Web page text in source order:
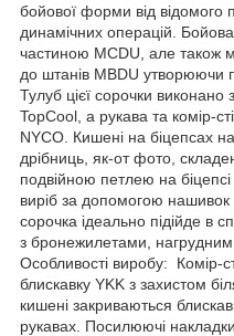
бойової форми від відомого
динамічних операцій.
частиною MCDU, але також
до штанів MBDU утворюючи
Тулуб цієї сорочки виконано
TopCool, а рукава та комір-
NYCO. Кишені на біцепсах
дрібниць, як-от фото,
подвійною петлею на
виріб за допомогою нашивок
сорочка ідеально підійде в
з бронежилетами,
Особливості виробу: Комір-
блискавку YKK з захистом
кишені закриваються
рукавах. Посилюючі